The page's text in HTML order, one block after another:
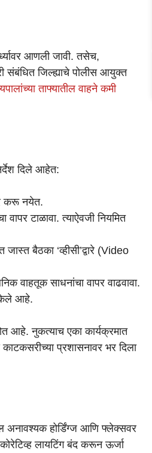
आणली जावी. तसेच,
संबंधित जिल्ह्याचे पोलीस आयुक्त
ताफ्यातील वाहने कमी
दिले आहेत:
करू नयेत.
टाळावा. त्याऐवजी नियमित
जास्त बैठका ‘व्हीसी’द्वारे (Video
वाहतूक साधनांचा वापर वाढवावा.
केले आहे.
आहे. नुकत्याच एका कार्यक्रमात
प्रशासनावर भर दिला
अनावश्यक होर्डिंग्ज आणि फ्लेक्सवर
लायटिंग बंद करून ऊर्जा